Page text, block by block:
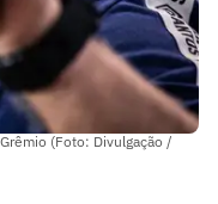
(Foto: Divulgação /